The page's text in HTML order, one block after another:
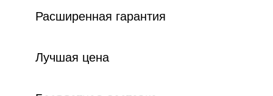
Расширенная гарантия
Лучшая цена